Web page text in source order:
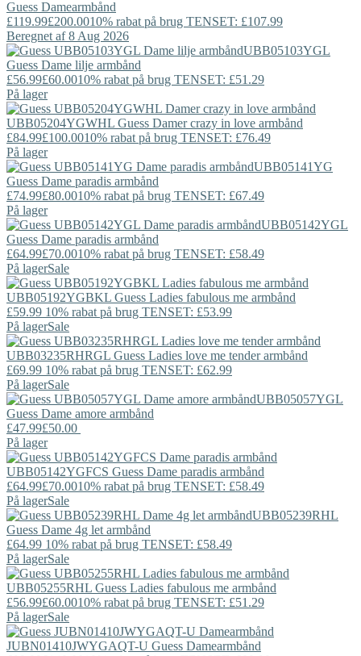
Guess Damearmbånd
£119.99£200.0010% rabat på brug TENSET: £107.99
Beregnet af 8 Aug 2026
UBB05103YGL
Guess Dame lilje armbånd
£56.99£60.0010% rabat på brug TENSET: £51.29
På lager
UBB05204YGWHL Guess Damer crazy in love armbånd
£84.99£100.0010% rabat på brug TENSET: £76.49
På lager
UBB05141YG
Guess Dame paradis armbånd
£74.99£80.0010% rabat på brug TENSET: £67.49
På lager
UBB05142YGL
Guess Dame paradis armbånd
£64.99£70.0010% rabat på brug TENSET: £58.49
På lagerSale
UBB05192YGBKL Guess Ladies fabulous me armbånd
£59.99 10% rabat på brug TENSET: £53.99
På lagerSale
UBB03235RHRGL Guess Ladies love me tender armbånd
£69.99 10% rabat på brug TENSET: £62.99
På lagerSale
UBB05057YGL
Guess Dame amore armbånd
£47.99£50.00
På lager
UBB05142YGFCS Guess Dame paradis armbånd
£64.99£70.0010% rabat på brug TENSET: £58.49
På lagerSale
UBB05239RHL
Guess Dame 4g let armbånd
£64.99 10% rabat på brug TENSET: £58.49
På lagerSale
UBB05255RHL Guess Ladies fabulous me armbånd
£56.99£60.0010% rabat på brug TENSET: £51.29
På lagerSale
JUBN01410JWYGAQT-U Guess Damearmbånd